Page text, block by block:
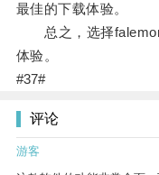
最佳的下载体验。
总之，选择falemon
体验。
#37#
评论
游客